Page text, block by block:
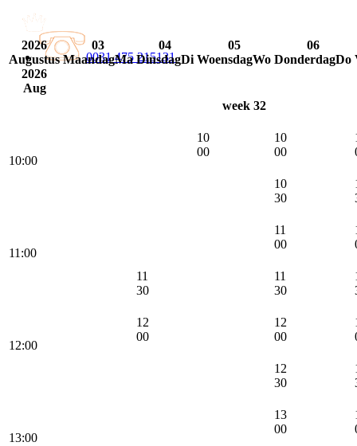
0031 475 215131
2026
Augustus
2026
Aug
03
MaandagMa
04
DinsdagDi
05
WoensdagWo
06
DonderdagDo
week 32
10:00
10
00
10
00
10
30
11:00
11
00
11
30
11
30
12:00
12
00
12
00
12
30
13:00
13
00